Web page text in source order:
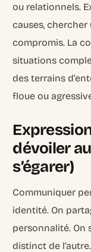
ou relationnels.
causes,
compromis. La
situations
des terrains
floue ou
dévoiler
s’égarer)
Communiquer
identité. On
personnalité. On
distinct de